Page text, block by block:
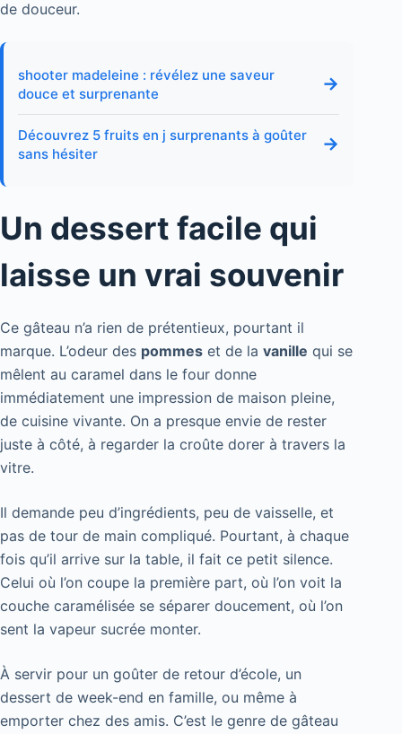
de douceur.
shooter madeleine : révélez une saveur
douce et surprenante
→
Découvrez 5 fruits en j surprenants à goûter
sans hésiter
→
Un dessert facile qui
laisse un vrai souvenir
Ce gâteau n’a rien de prétentieux, pourtant il
marque. L’odeur des pommes et de la vanille qui se
mêlent au caramel dans le four donne
immédiatement une impression de maison pleine,
de cuisine vivante. On a presque envie de rester
juste à côté, à regarder la croûte dorer à travers la
vitre.
Il demande peu d’ingrédients, peu de vaisselle, et
pas de tour de main compliqué. Pourtant, à chaque
fois qu’il arrive sur la table, il fait ce petit silence.
Celui où l’on coupe la première part, où l’on voit la
couche caramélisée se séparer doucement, où l’on
sent la vapeur sucrée monter.
À servir pour un goûter de retour d’école, un
dessert de week-end en famille, ou même à
emporter chez des amis. C’est le genre de gâteau